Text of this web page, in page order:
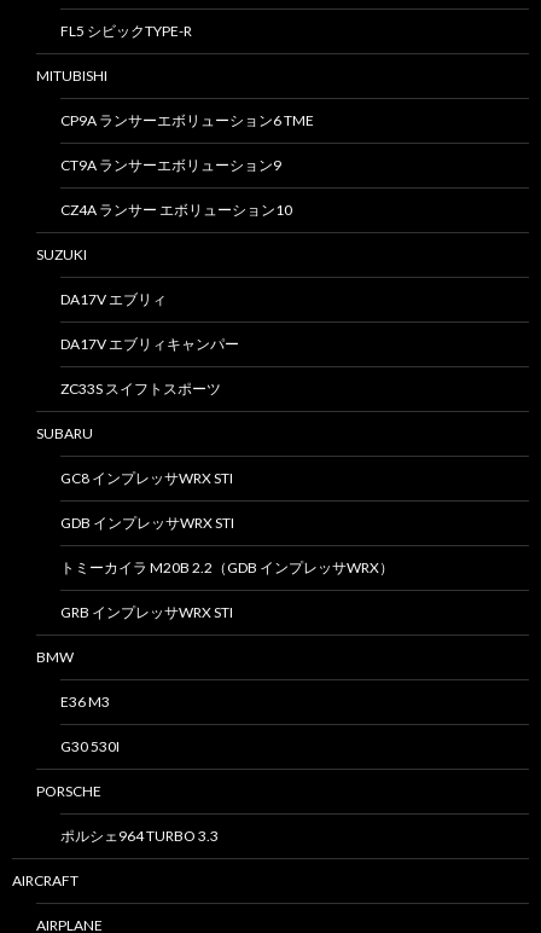
FL5 シビックTYPE-R
MITUBISHI
CP9A ランサーエボリューション6 TME
CT9A ランサーエボリューション9
CZ4A ランサー エボリューション10
SUZUKI
DA17V エブリィ
DA17V エブリィキャンパー
ZC33S スイフトスポーツ
SUBARU
GC8 インプレッサWRX STI
GDB インプレッサWRX STI
トミーカイラ M20B 2.2（GDB インプレッサWRX）
GRB インプレッサWRX STI
BMW
E36 M3
G30 530I
PORSCHE
ポルシェ964 TURBO 3.3
AIRCRAFT
AIRPLANE